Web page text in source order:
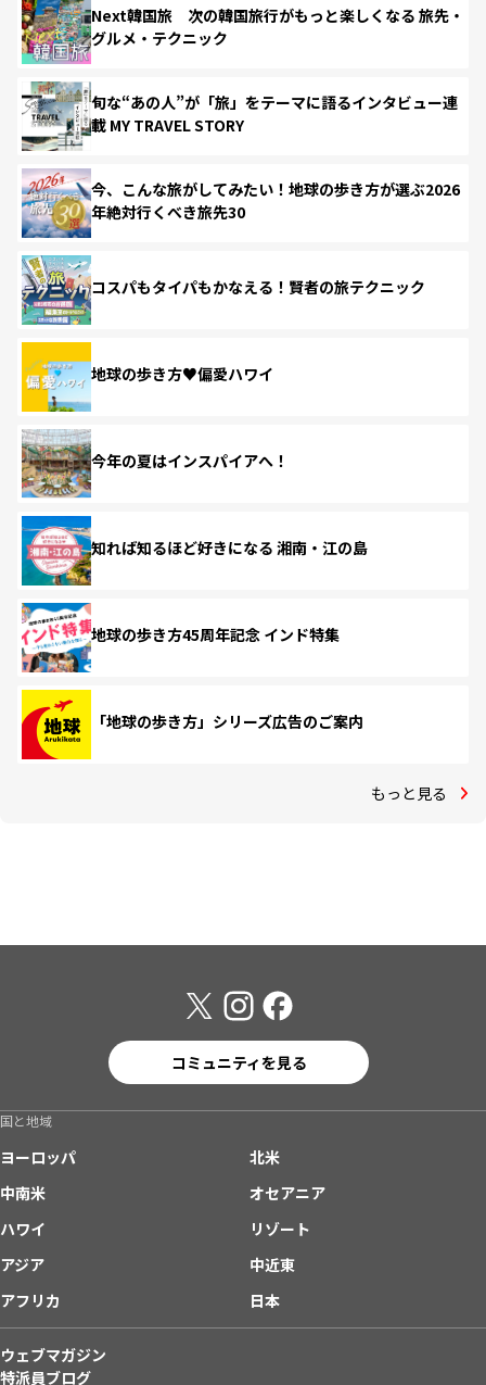
Next韓国旅 次の韓国旅行がもっと楽しくなる 旅先・
グルメ・テクニック
旬な“あの人”が「旅」をテーマに語るインタビュー連
載 MY TRAVEL STORY
今、こんな旅がしてみたい！地球の歩き方が選ぶ2026
年絶対行くべき旅先30
コスパもタイパもかなえる！賢者の旅テクニック
地球の歩き方♥偏愛ハワイ
今年の夏はインスパイアへ！
知れば知るほど好きになる 湘南・江の島
地球の歩き方45周年記念 インド特集
「地球の歩き方」シリーズ広告のご案内
もっと見る
コミュニティを見る
国と地域
ヨーロッパ
北米
中南米
オセアニア
ハワイ
リゾート
アジア
中近東
アフリカ
日本
ウェブマガジン
特派員ブログ